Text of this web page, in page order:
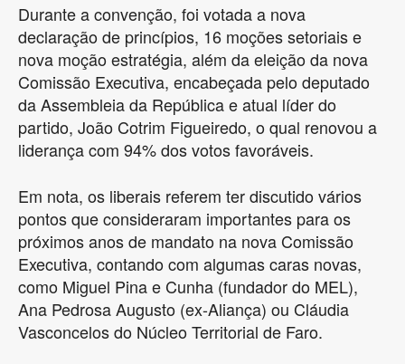
Durante a convenção, foi votada a nova
declaração de princípios, 16 moções setoriais e
nova moção estratégia, além da eleição da nova
Comissão Executiva, encabeçada pelo deputado
da Assembleia da República e atual líder do
partido, João Cotrim Figueiredo, o qual renovou a
liderança com 94% dos votos favoráveis.
Em nota, os liberais referem ter discutido vários
pontos que consideraram importantes para os
próximos anos de mandato na nova Comissão
Executiva, contando com algumas caras novas,
como Miguel Pina e Cunha (fundador do MEL),
Ana Pedrosa Augusto (ex-Aliança) ou Cláudia
Vasconcelos do Núcleo Territorial de Faro.